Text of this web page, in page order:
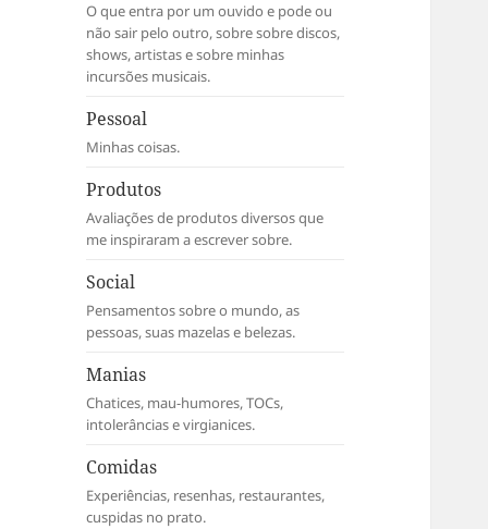
O que entra por um ouvido e pode ou
não sair pelo outro, sobre sobre discos,
shows, artistas e sobre minhas
incursões musicais.
Pessoal
Minhas coisas.
Produtos
Avaliações de produtos diversos que
me inspiraram a escrever sobre.
Social
Pensamentos sobre o mundo, as
pessoas, suas mazelas e belezas.
Manias
Chatices, mau-humores, TOCs,
intolerâncias e virgianices.
Comidas
Experiências, resenhas, restaurantes,
cuspidas no prato.